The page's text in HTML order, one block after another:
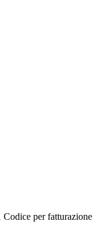
Codice per fatturazione